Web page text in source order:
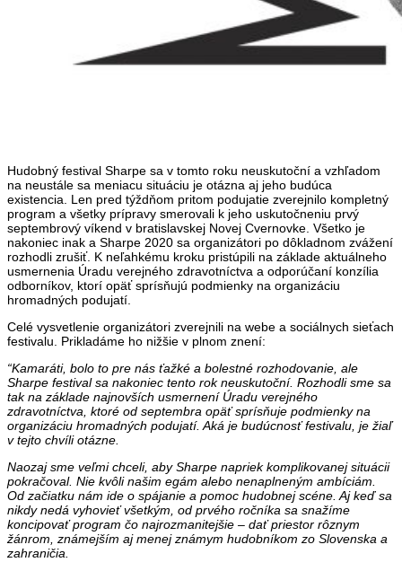
Hudobný festival Sharpe sa v tomto roku neuskutoční a vzhľadom
na neustále sa meniacu situáciu je otázna aj jeho budúca
existencia. Len pred týždňom pritom podujatie zverejnilo kompletný
program a všetky prípravy smerovali k jeho uskutočneniu prvý
septembrový víkend v bratislavskej Novej Cvernovke. Všetko je
nakoniec inak a Sharpe 2020 sa organizátori po dôkladnom zvážení
rozhodli zrušiť. K neľahkému kroku pristúpili na základe aktuálneho
usmernenia Úradu verejného zdravotníctva a odporúčaní konzília
odborníkov, ktorí opäť sprísňujú podmienky na organizáciu
hromadných podujatí.
Celé vysvetlenie organizátori zverejnili na webe a sociálnych sieťach
festivalu. Prikladáme ho nižšie v plnom znení:
“Kamaráti, bolo to pre nás ťažké a bolestné rozhodovanie, ale
Sharpe festival sa nakoniec tento rok neuskutoční. Rozhodli sme sa
tak na základe najnovších usmernení Úradu verejného
zdravotníctva, ktoré od septembra opäť sprísňuje podmienky na
organizáciu hromadných podujatí. Aká je budúcnosť festivalu, je žiaľ
v tejto chvíli otázne.
Naozaj sme veľmi chceli, aby Sharpe napriek komplikovanej situácii
pokračoval. Nie kvôli našim egám alebo nenaplneným ambíciám.
Od začiatku nám ide o spájanie a pomoc hudobnej scéne. Aj keď sa
nikdy nedá vyhovieť všetkým, od prvého ročníka sa snažíme
koncipovať program čo najrozmanitejšie – dať priestor rôznym
žánrom, známejším aj menej známym hudobníkom zo Slovenska a
zahraničia.